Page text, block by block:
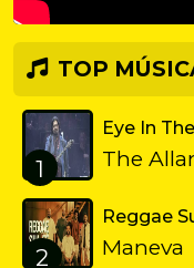
TOP
1
Eye In
The
2
Reggae
Maneva